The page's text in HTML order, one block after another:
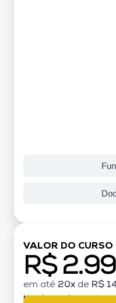
VALOR DO CURSO
R$
em até 20x de R$
MATRÍCULA: